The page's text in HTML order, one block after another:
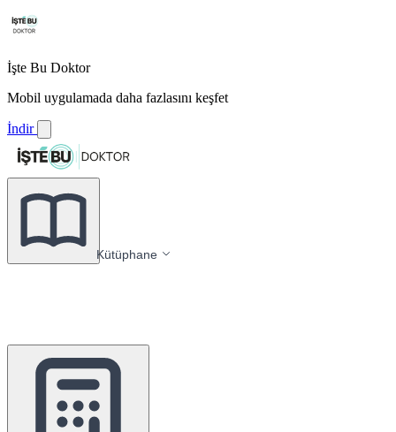
İşte Bu Doktor
Mobil uygulamada daha fazlasını keşfet
İndir
Kütüphane